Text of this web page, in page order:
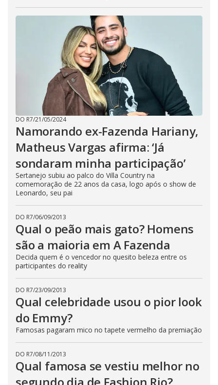
DO R7/21/05/2024
Namorando ex-Fazenda Hariany,
Matheus Vargas afirma: ‘Já
sondaram minha participação’
Sertanejo subiu ao palco do Villa Country na
comemoração de 22 anos da casa, logo após o show de
Leonardo, seu pai
DO R7/06/09/2013
Qual o peão mais gato? Homens
são a maioria em A Fazenda
Decida quem é o vencedor no quesito beleza entre os
participantes do reality
DO R7/23/09/2013
Qual celebridade usou o pior look
do Emmy?
Famosas pagaram mico no tapete vermelho da premiação
DO R7/08/11/2013
Qual famosa se vestiu melhor no